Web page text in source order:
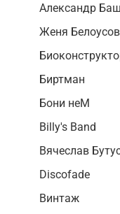
Александр
Женя Белоусов
Биртман
Бони неМ
Billy's Band
Вячеслав
Discofade
Винтаж